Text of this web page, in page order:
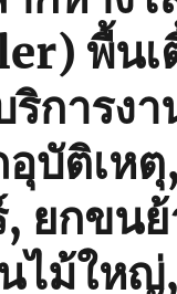
พื้นเ
การงา
บัติเหตุ,
ยกขนย้
ไม้ให